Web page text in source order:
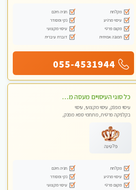
מקלחת
חניה חינם
עיסוי מרגיע
נקי ומסודר
מקום פרטי
עיסוי מקצועי
תמונה אמיתית
דוברת עיברית
055-4531944
כל סוגי העיסויים מעסה מקצועית ואיכותית פרטי! -Selena Spa and Massage
עיסוי מפנק, עיסוי מקצועי, עיסוי
בקלניקה פרטית, מתחמי ספא מפנק,
פלטינה
מקלחת
חניה חינם
עיסוי מרגיע
נקי ומסודר
מקום פרטי
עיסוי מקצועי